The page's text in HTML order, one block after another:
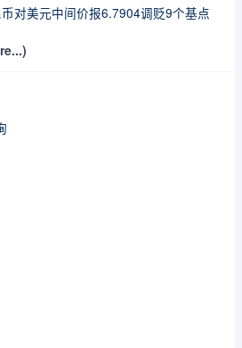
对美元中间价报6.7904调贬9个基点